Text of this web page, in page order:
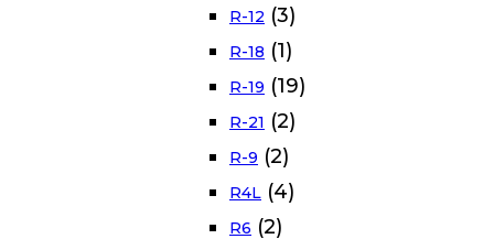
R-12 (3)
R-18 (1)
R-19 (19)
R-21 (2)
R-9 (2)
R4L (4)
R6 (2)